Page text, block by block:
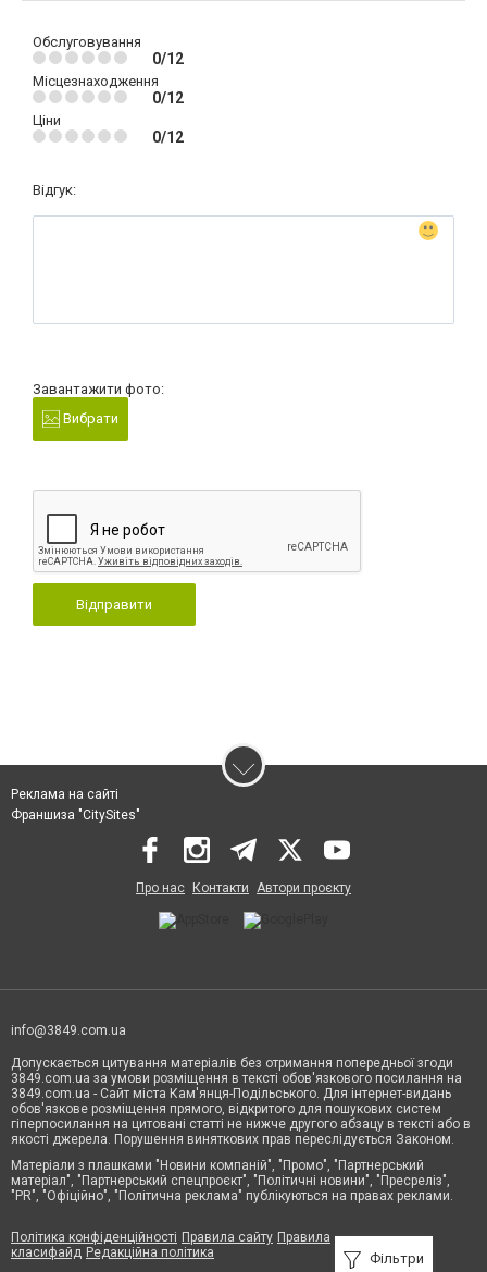
Обслуговування
0/12
Місцезнаходження
0/12
Ціни
0/12
Відгук:
Завантажити фото:
Вибрати
Відправити
Фільтри
Реклама на сайті
Франшиза "CitySites"
Про нас Контакти Автори проєкту
info@3849.com.ua
Допускається цитування матеріалів без отримання попередньої згоди
3849.com.ua за умови розміщення в тексті обов'язкового посилання на
3849.com.ua - Сайт міста Кам'янця-Подільського. Для інтернет-видань
обов'язкове розміщення прямого, відкритого для пошукових систем
гіперпосилання на цитовані статті не нижче другого абзацу в тексті або в
якості джерела. Порушення виняткових прав переслідується Законом.
Матеріали з плашками "Новини компаній", "Промо", "Партнерський
матеріал", "Партнерський спецпроєкт", "Політичні новини", "Пресреліз",
"PR", "Офіційно", "Політична реклама" публікуються на правах реклами.
Політика конфіденційності Правила сайту Правила
класифайд Редакційна політика